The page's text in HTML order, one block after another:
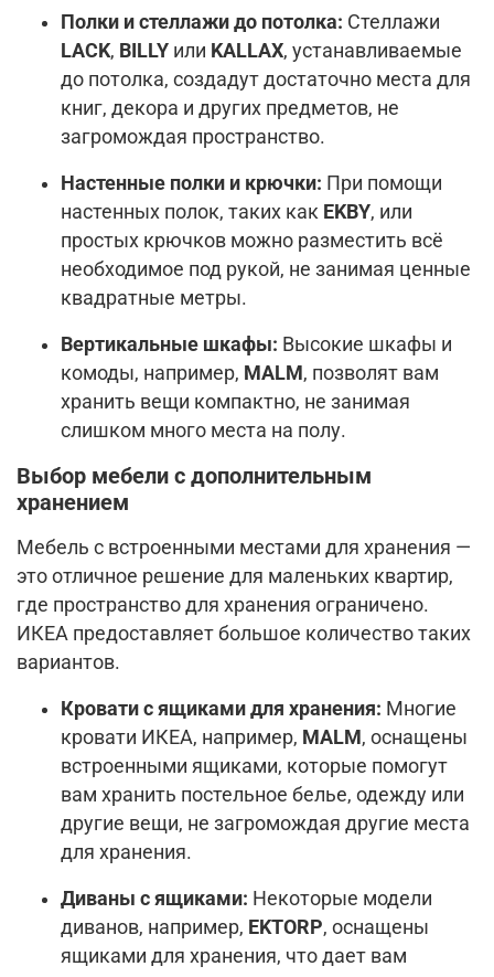
Полки и стеллажи до потолка: Стеллажи
LACK, BILLY или KALLAX, устанавливаемые
до потолка, создадут достаточно места для
книг, декора и других предметов, не
загромождая пространство.
Настенные полки и крючки: При помощи
настенных полок, таких как EKBY, или
простых крючков можно разместить всё
необходимое под рукой, не занимая ценные
квадратные метры.
Вертикальные шкафы: Высокие шкафы и
комоды, например, MALM, позволят вам
хранить вещи компактно, не занимая
слишком много места на полу.
Выбор мебели с дополнительным
хранением
Мебель с встроенными местами для хранения —
это отличное решение для маленьких квартир,
где пространство для хранения ограничено.
ИКЕА предоставляет большое количество таких
вариантов.
Кровати с ящиками для хранения: Многие
кровати ИКЕА, например, MALM, оснащены
встроенными ящиками, которые помогут
вам хранить постельное белье, одежду или
другие вещи, не загромождая другие места
для хранения.
Диваны с ящиками: Некоторые модели
диванов, например, EKTORP, оснащены
ящиками для хранения, что дает вам